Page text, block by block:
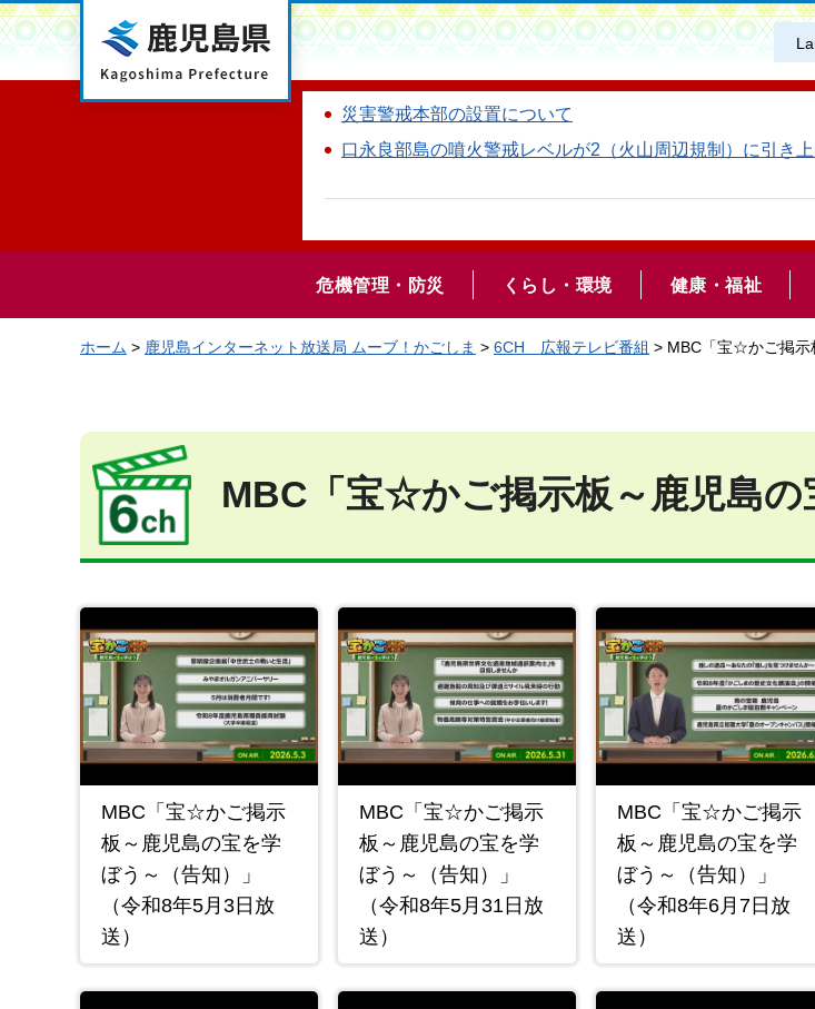
鹿児島県
災害警戒本部の設置について
口永良部島の噴火警戒レベルが2（火山周辺規制）に引き
危機管理・防災 くらし・環境 健康・福祉
ホーム > 鹿児島インターネット放送局 ムーブ！かごしま > 6CH 広報テレビ番組 > MBC「宝☆かご掲示
MBC「宝☆かご掲示板～鹿児島の
MBC「宝☆かご掲示
板～鹿児島の宝を学
ぼう～（告知）」
（令和8年5月3日放
送）
MBC「宝☆かご掲示
板～鹿児島の宝を学
ぼう～（告知）」
（令和8年5月31日放
送）
MBC「宝☆かご掲示
板～鹿児島の宝を学
ぼう～（告知）」
（令和8年6月7日放
送）